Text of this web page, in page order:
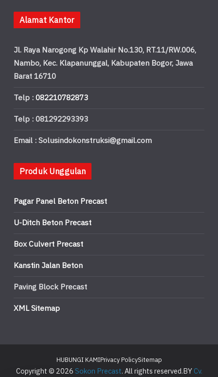
Alamat Kantor
Jl. Raya Narogong Kp Walahir No.130, RT.11/RW.006,
Nambo, Kec. Klapanunggal, Kabupaten Bogor, Jawa
Barat 16710
Telp :082210782873
Telp : 081292293393
Email : Solusindokonstruksi@gmail.com
Produk Unggulan
Pagar Panel Beton Precast
U-Ditch Beton Precast
Box Culvert Precast
Kanstin Jalan Beton
Paving Block Precast
XML Sitemap
HUBUNGI KAMIPrivacy PolicySitemap
Copyright © 2026Sokon Precast. All rights reserved.BYCv.